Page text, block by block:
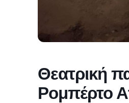
Θεατρική
Ρομπέρτο